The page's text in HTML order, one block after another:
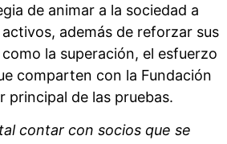
de animar a la sociedad a
además de reforzar sus
la superación, el esfuerzo
comparten con la Fundación
principal de las pruebas.
contar con socios que se